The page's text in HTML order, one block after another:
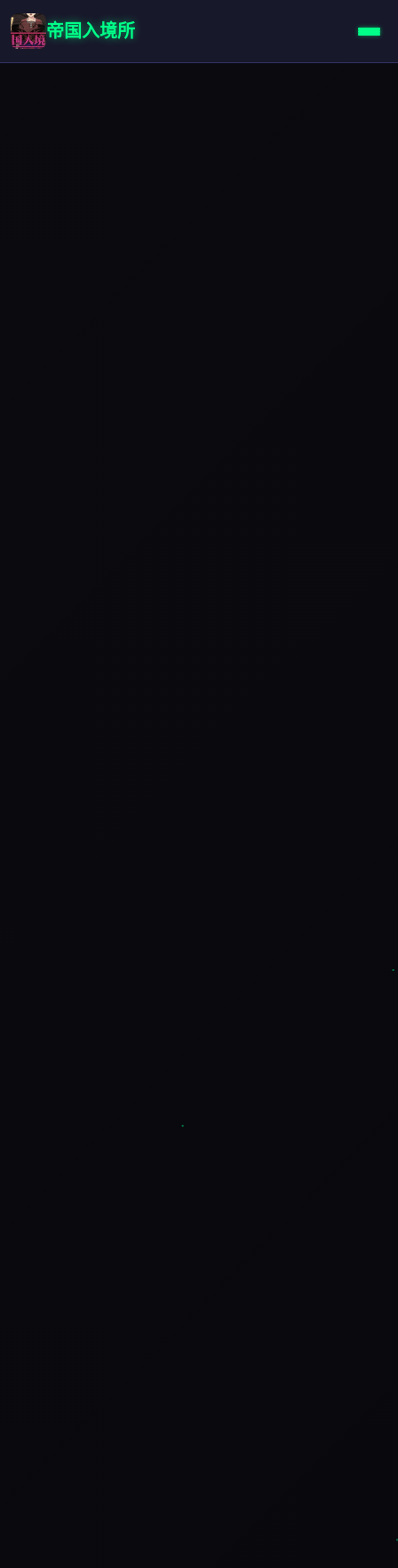
帝国入境所